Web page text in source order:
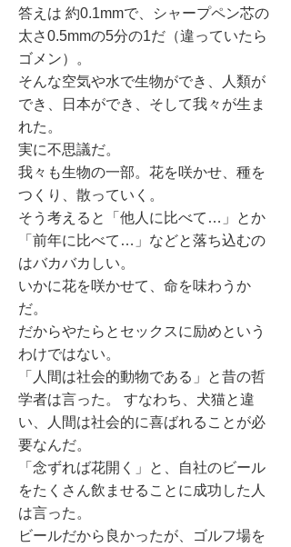
答えは 約0.1mmで、シャープペン芯の
太さ0.5mmの5分の1だ（違っていたら
ゴメン）。
そんな空気や水で生物ができ、人類が
でき、日本ができ、そして我々が生ま
れた。
実に不思議だ。
我々も生物の一部。花を咲かせ、種を
つくり、散っていく。
そう考えると「他人に比べて…」とか
「前年に比べて…」などと落ち込むの
はバカバカしい。
いかに花を咲かせて、命を味わうか
だ。
だからやたらとセックスに励めという
わけではない。
「人間は社会的動物である」と昔の哲
学者は言った。 すなわち、犬猫と違
い、人間は社会的に喜ばれることが必
要なんだ。
「念ずれば花開く」と、自社のビール
をたくさん飲ませることに成功した人
は言った。
ビールだから良かったが、ゴルフ場を